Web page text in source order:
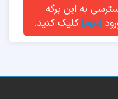
به این برگه
اینجاکلیک کنید.